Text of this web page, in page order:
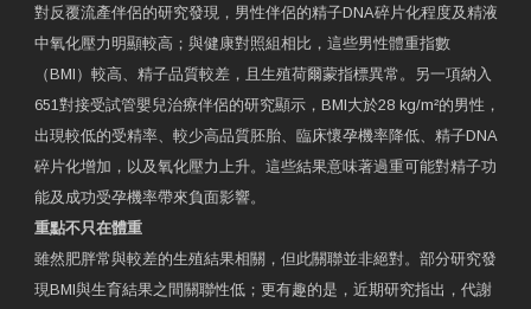
對反覆流產伴侶的研究發現，男性伴侶的精子DNA碎片化程度及精液
中氧化壓力明顯較高；與健康對照組相比，這些男性體重指數
（BMI）較高、精子品質較差，且生殖荷爾蒙指標異常。另一項納入
651對接受試管嬰兒治療伴侶的研究顯示，BMI大於28 kg/m²的男性，
出現較低的受精率、較少高品質胚胎、臨床懷孕機率降低、精子DNA
碎片化增加，以及氧化壓力上升。這些結果意味著過重可能對精子功
能及成功受孕機率帶來負面影響。
重點不只在體重
雖然肥胖常與較差的生殖結果相關，但此關聯並非絕對。部分研究發
現BMI與生育結果之間關聯性低；更有趣的是，近期研究指出，代謝